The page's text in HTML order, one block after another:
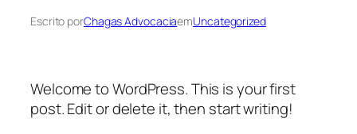
Escrito porChagas AdvocaciaemUncategorized
Welcome to WordPress. This is your first
post. Edit or delete it, then start writing!